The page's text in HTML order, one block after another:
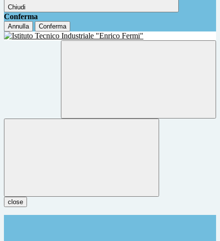
Chiudi
Conferma
Annulla Conferma
close